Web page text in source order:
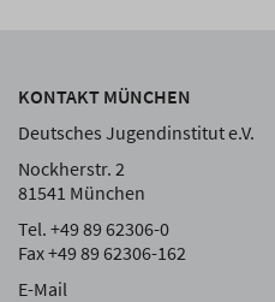
KONTAKT MÜNCHEN
Deutsches Jugendinstitut e.V.
Nockherstr. 2
81541 München
Tel. +49 89 62306-0
Fax +49 89 62306-162
E-Mail